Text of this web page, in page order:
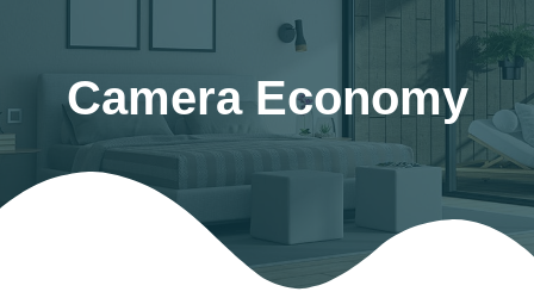
Camera Economy